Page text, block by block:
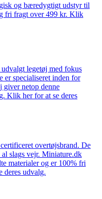
og bæredygtigt udstyr til
fri fragt over 499 kr. Klik
legetøj med fokus
specialiseret inden for
giver netop denne
Klik her for at se deres
overtøjsbrand. De
slags vejr. Miniature.dk
materialer og er 100% fri
deres udvalg.